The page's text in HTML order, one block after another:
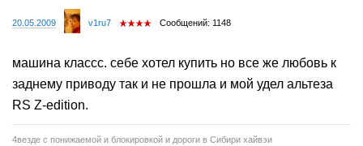
20.05.2009 v1ru7 Сообщений: 1148
машина классс. себе хотел купить но все же любовь к
заднему приводу так и не прошла и мой удел альтеза
RS Z-edition.
4везде с понижаемой и блокировкой и дороги в Сибири хайвэи